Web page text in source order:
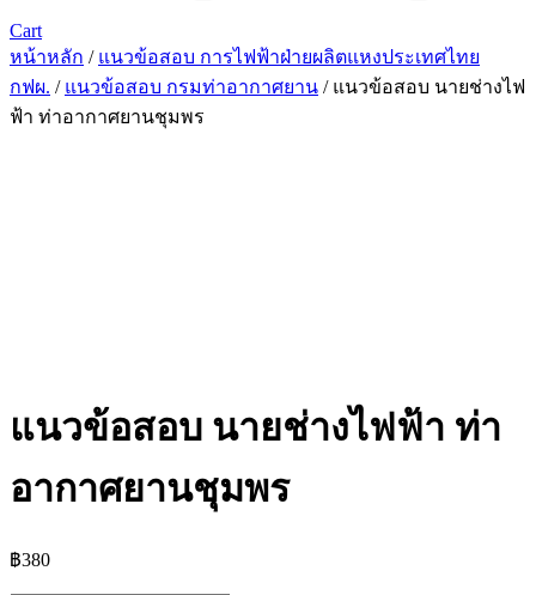
Cart
หน้าหลัก / แนวข้อสอบ การไฟฟ้าฝ่ายผลิตแหงประเทศไทย
กฟผ. / แนวข้อสอบ กรมท่าอากาศยาน / แนวข้อสอบ นายช่างไฟ
ฟ้า ท่าอากาศยานชุมพร
แนวข้อสอบ นายช่างไฟฟ้า ท่า
อากาศยานชุมพร
฿380